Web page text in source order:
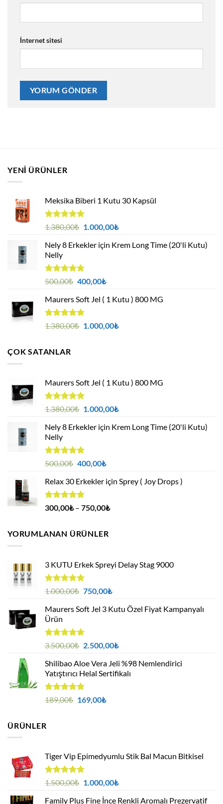
İnternet sitesi
YENI ÜRÜNLER
Meksika Biberi 1 Kutu 30 Kapsül
5 üzerinden
oy
aldı
1.380,00₺ Orijinal
1.380,00₺.
1.000,00₺Şu
fiyat:
Nely 8 Erkekler için Krem Long Time (20'li Kutu)
Nelly
5 üzerinden
oy
aldı
500,00₺ Orijinal
500,00₺.
400,00₺Şu
fiyat:
Maurers Soft Jel ( 1 Kutu ) 800 MG
5 üzerinden
oy
1.380,00₺ Orijinal
1.000,00₺Şu
ÇOK SATANLAR
Maurers Soft Jel ( 1 Kutu ) 800 MG
5 üzerinden
oy
aldı
1.380,00₺ Orijinal
1.380,00₺.
1.000,00₺Şu
fiyat:
Nely 8 Erkekler için Krem Long Time (20'li Kutu)
Nelly
5 üzerinden
oy
aldı
500,00₺ Orijinal
500,00₺.
400,00₺Şu
fiyat:
Relax 30 Erkekler için Sprey ( Joy Drops )
5 üzerinden
4.94oy
300,00₺ – 750,00₺Fiyat
YORUMLANAN ÜRÜNLER
3 KUTU Erkek Spreyi Delay Stag 9000
5 üzerinden
oy
aldı
1.000,00₺ Orijinal
1.000,00₺.
750,00₺Şu
fiyat:
Maurers Soft Jel 3 Kutu Özel Fiyat Kampanyalı
Ürün
5 üzerinden
oy
aldı
3.500,00₺ Orijinal
3.500,00₺.
2.500,00₺Şu
fiyat:
2.500,00₺.
Shilibao Aloe Vera Jeli %98 Nemlendirici
Yatıştırıcı Helal Sertifikalı
5 üzerinden
oy
189,00₺ Orijinal
169,00₺Şu
ÜRÜNLER
Tiger Vip Epimedyumlu Stik Bal Macun Bitkisel
5
üzerinden
4.75
oy
1.500,00₺ Orijinal
1.000,00₺Şu
Family Plus Fine İnce Renkli Aromalı Prezervatif